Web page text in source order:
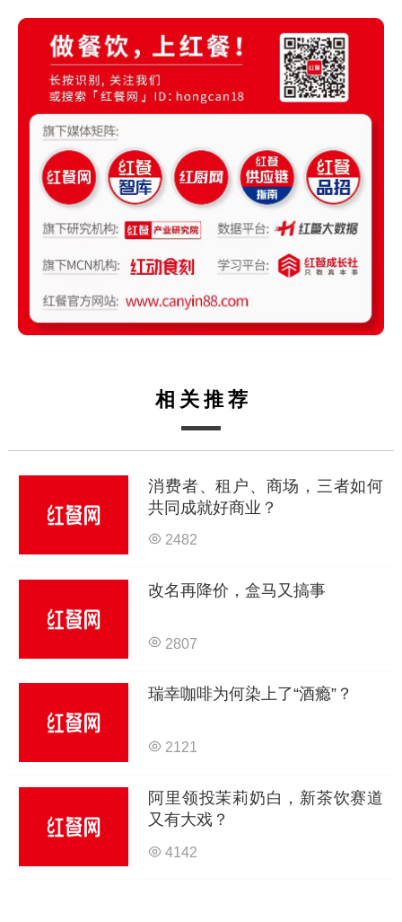
相关推荐
消费者、租户、商场，三者如何
共同成就好商业？
2482
改名再降价，盒马又搞事
2807
瑞幸咖啡为何染上了“酒瘾”？
2121
阿里领投茉莉奶白，新茶饮赛道
又有大戏？
4142